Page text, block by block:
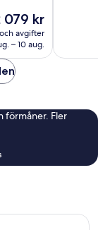
kr
079 kr
avgifter
– 10 aug.
förmåner. Fler